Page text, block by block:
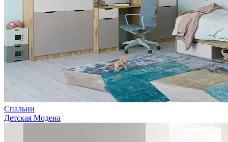
Спальни
Детская Модена